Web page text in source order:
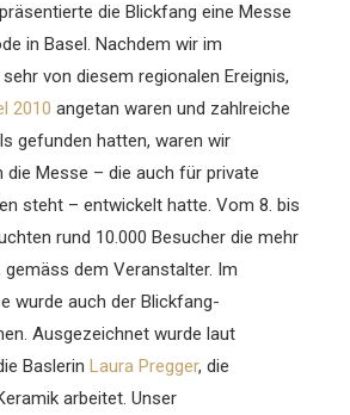
die Blickfang eine Messe
in Basel. Nachdem wir im
von diesem regionalen Ereignis,
2010 angetan waren und zahlreiche
gefunden hatten, waren wir
die Messe – die auch für private
steht – entwickelt hatte.Vom 8. bis
rund 10.000 Besucher die mehr
gemäss dem Veranstalter. Im
wurde auch der Blickfang-
Ausgezeichnet wurde laut
BaslerinLaura Pregger, die
arbeitet. Unser